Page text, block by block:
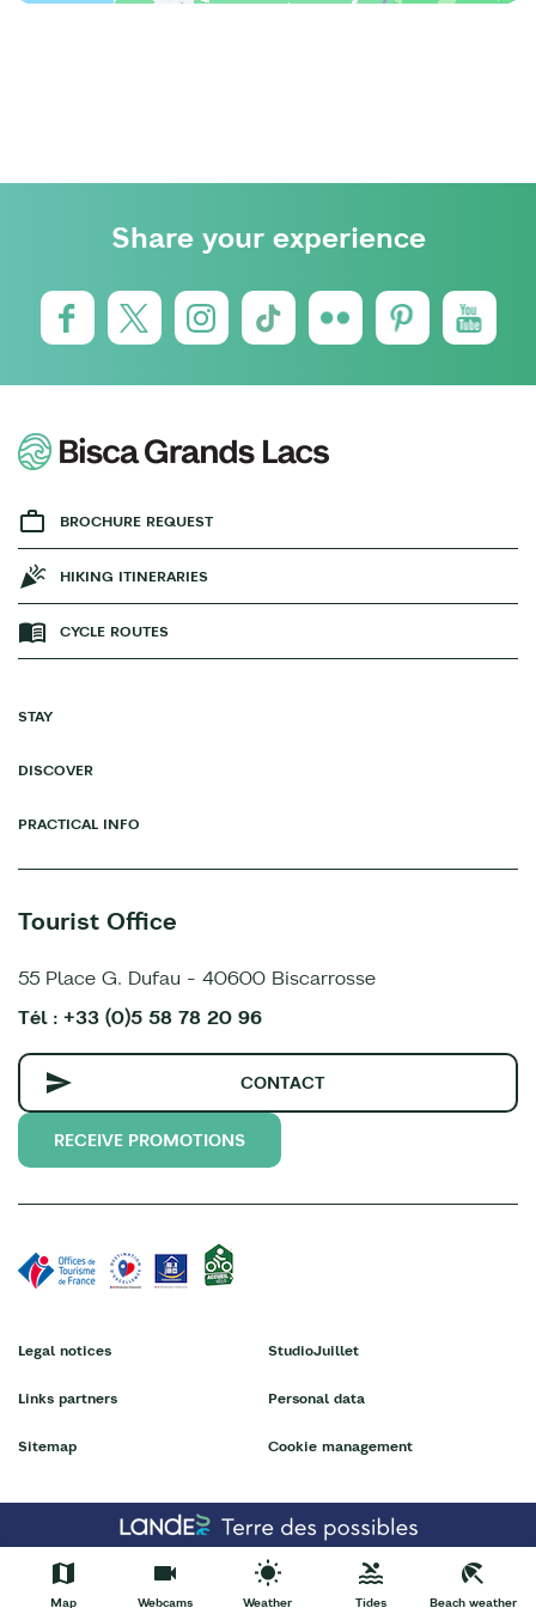
Share your experience
BROCHURE REQUEST
HIKING ITINERARIES
CYCLE ROUTES
STAY
DISCOVER
PRACTICAL INFO
Tourist Office
55 Place G. Dufau - 40600 Biscarrosse
Tél : +33 (0)5 58 78 20 96
CONTACT
RECEIVE PROMOTIONS
Legal notices
Links partners
Sitemap
StudioJuillet
Personal data
Cookie management
Map Webcams Weather Tides Beach weather